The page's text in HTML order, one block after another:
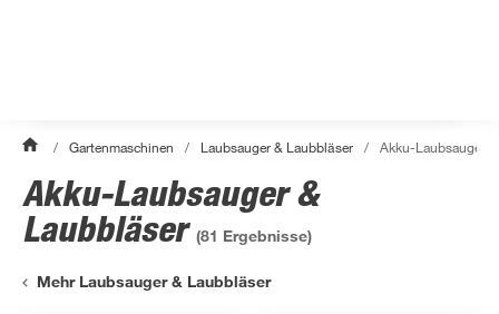
/ Gartenmaschinen / Laubsauger & Laubbläser / Akku-Laubsauger
Akku-Laubsauger &
Laubbläser (81 Ergebnisse)
Mehr Laubsauger & Laubbläser